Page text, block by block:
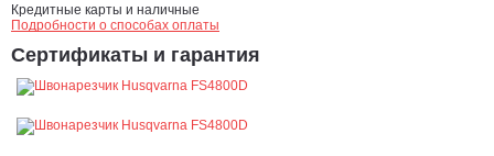
Кредитные карты и наличные
Подробности о способах оплаты
Сертификаты и гарантия